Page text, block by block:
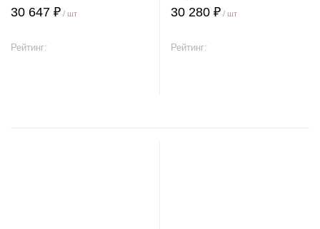
30 647 ₽ / шт
Рейтинг:
30 280 ₽ / шт
Рейтинг: